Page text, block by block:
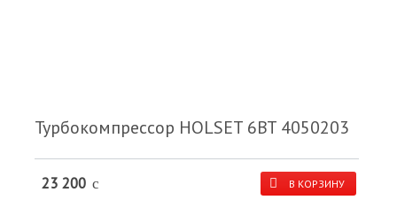
Турбокомпрессор HOLSET 6BT 4050203
23 200 c В КОРЗИНУ